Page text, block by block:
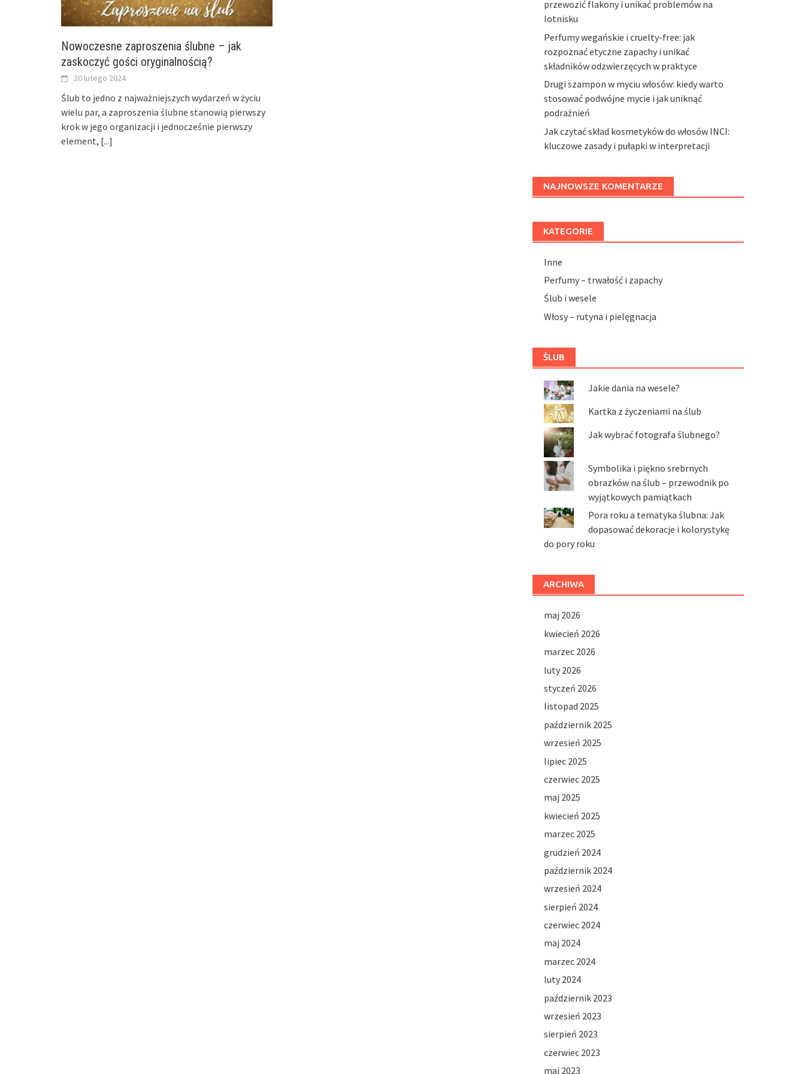
Nowoczesne zaproszenia ślubne – jak
zaskoczyć gości oryginalnością?
20 lutego 2024
Ślub to jedno z najważniejszych wydarzeń w życiu
wielu par, a zaproszenia ślubne stanowią pierwszy
krok w jego organizacji i jednocześnie pierwszy
element, [...]
przewozić flakony i unikać problemów na
lotnisku
Perfumy wegańskie i cruelty-free: jak
rozpoznać etyczne zapachy i unikać
składników odzwierzęcych w praktyce
Drugi szampon w myciu włosów: kiedy warto
stosować podwójne mycie i jak uniknąć
podrażnień
Jak czytać skład kosmetyków do włosów INCI:
kluczowe zasady i pułapki w interpretacji
NAJNOWSZE KOMENTARZE
KATEGORIE
Inne
Perfumy – trwałość i zapachy
Ślub i wesele
Włosy – rutyna i pielęgnacja
ŚLUB
Jakie dania na wesele?
Kartka z życzeniami na ślub
Jak wybrać fotografa ślubnego?
Symbolika i piękno srebrnych
obrazków na ślub – przewodnik po
wyjątkowych pamiątkach
Pora roku a tematyka ślubna: Jak
dopasować dekoracje i kolorystykę
do pory roku
ARCHIWA
maj 2026
kwiecień 2026
marzec 2026
luty 2026
styczeń 2026
listopad 2025
październik 2025
wrzesień 2025
lipiec 2025
czerwiec 2025
maj 2025
kwiecień 2025
marzec 2025
grudzień 2024
październik 2024
wrzesień 2024
sierpień 2024
czerwiec 2024
maj 2024
marzec 2024
luty 2024
październik 2023
wrzesień 2023
sierpień 2023
czerwiec 2023
maj 2023